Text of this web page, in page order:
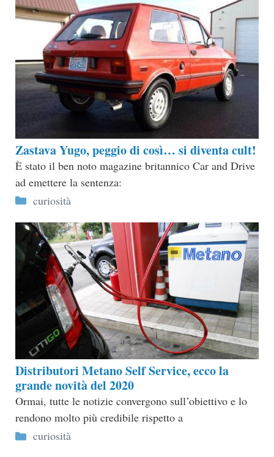
Zastava Yugo, peggio di così… si diventa cult!
È stato il ben noto magazine britannico Car and Drive
ad emettere la sentenza:
Categorie
curiosità
Distributori Metano Self Service, ecco la
grande novità del 2020
Ormai, tutte le notizie convergono sull’obiettivo e lo
rendono molto più credibile rispetto a
Categorie
curiosità